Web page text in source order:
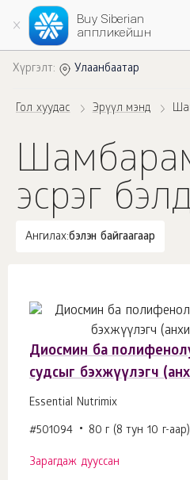
Buy Siberian
аппликейшн
Хүргэлт: Улаанбаатар
Гол хуудас Эрүүл мэнд
эсрэг
Ангилах:бэлэн байгаагаар
Диосмин ба
судсыг бэхжүүлэгч
Essential Nutrimix
#501094 80 г (8 тун 10 г-аар)
Зарагдаж дууссан